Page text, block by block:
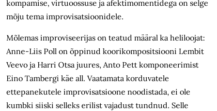
kompamise, virtuoossuse ja afektimomentidega on selge
mõju tema improvisatsioonidele.
Mõlemas improviseerijas on teatud määral ka heliloojat:
Anne-Liis Poll on õppinud koorikompositsiooni Lembit
Veevo ja Harri Otsa juures, Anto Pett komponeerimist
Eino Tambergi käe all. Vaatamata korduvatele
ettepanekutele improvisatsioone noodistada, ei ole
kumbki siiski selleks erilist vajadust tundnud. Selle